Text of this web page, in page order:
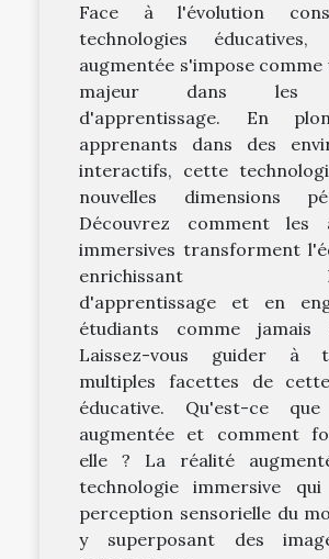
Face à l'évolution
technologies
augmentée s'impose
majeur dans les
d'apprentissage. En
apprenants dans des
interactifs, cette
nouvelles dimensions
Découvrez comment les
immersives transforment
enrichissant
d'apprentissage et en
étudiants comme jamais
Laissez-vous guider à
multiples facettes de
éducative. Qu'est-ce
augmentée et comment
elle ? La réalité
technologie immersive
perception sensorielle du
y superposant des